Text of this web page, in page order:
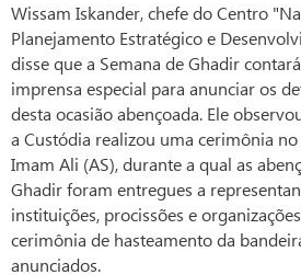
Wissam Iskander, chefe do Centro
Planejamento Estratégico e
disse que a Semana de Ghadir
imprensa especial para anunciar os
desta ocasião abençoada. Ele
a Custódia realizou uma cerimônia
Imam Ali (AS), durante a qual as
Ghadir foram entregues a
instituições, procissões e
cerimônia de hasteamento da
anunciados.